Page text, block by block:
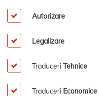
Autorizare
Legalizare
Traduceri Tehnice
Traduceri Economice